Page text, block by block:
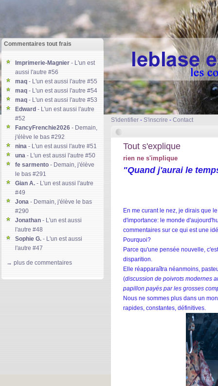
S'identifier - S'inscrire - Contact
Commentaires tout frais
Imprimerie-Magnier - L'un est
aussi l'autre #56
maq - L'un est aussi l'autre #55
maq - L'un est aussi l'autre #54
maq - L'un est aussi l'autre #53
Edward - L'un est aussi l'autre
#52
FancyFrenchie2026 - Demain,
j'élève le bas #292
nina - L'un est aussi l'autre #51
una - L'un est aussi l'autre #50
fe sarmento - Demain, j'élève
le bas #291
Gian A. - L'un est aussi l'autre
#49
Jona - Demain, j'élève le bas
#290
Jonathan - L'un est aussi
l'autre #48
Sophie G. - L'un est aussi
l'autre #47
#46
→ plus de commentaires
Tout s'explique
rien ne s'implique
"Quand j'aurai le
En me curant le nez, je dirais que
d'importance: le monde
commentaires sur ce qui est une
Pourquoi?
Parce qu'une pensée nouvelle,
disparition.
Elle réapparaîtra néanmoins,
(discussion de poivrots modernes
papillon payés par les grosses
Nous ne sommes plus dans un
rapides, constantes, définitives.